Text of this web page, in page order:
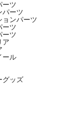
ーツ
パーツ
ョンパーツ
ーツ
ーツ
ア
ール
グッズ